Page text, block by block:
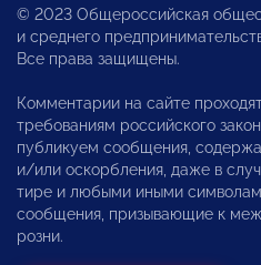
© 2023 Общероссийская
и среднего
Все права защищены.
Комментарии на сайте
требованиям российского
публикуем сообщения,
и/или оскорбления, даже в
тире и любыми иными
сообщения, призывающие к
розни.